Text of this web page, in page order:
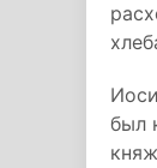
был